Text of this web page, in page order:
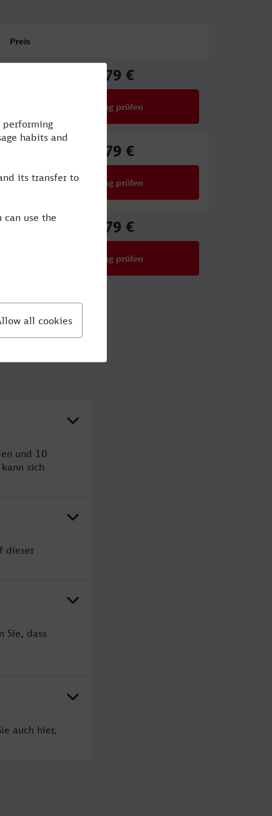
Preis
39,79 €
Verbindung prüfen
39,79 €
Verbindung prüfen
39,79 €
Verbindung prüfen
und 10
sich
dieser
Sie, dass
auch hier,